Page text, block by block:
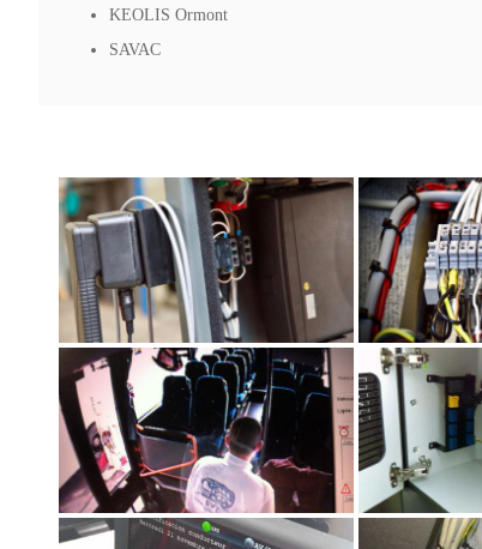
KEOLIS Ormont
SAVAC